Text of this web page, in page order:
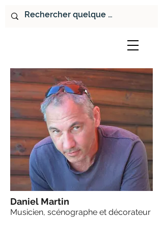
Daniel Martin
Musicien, scénographe et décorateur